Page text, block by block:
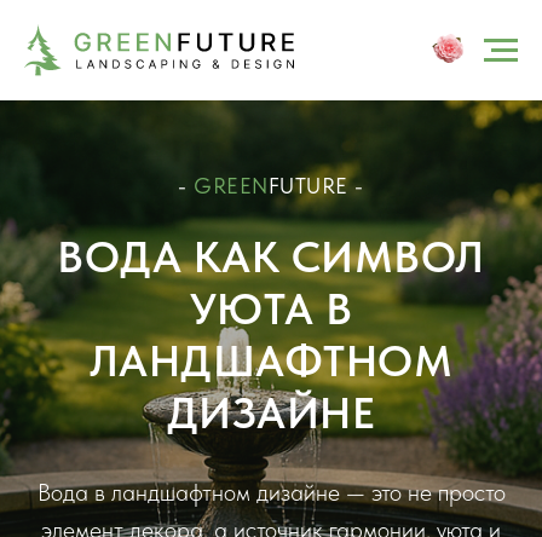
- GREENFUTURE -
ВОДА КАК СИМВОЛ
УЮТА В
ЛАНДШАФТНОМ
ДИЗАЙНЕ
Вода в ландшафтном дизайне — это не просто
элемент декора, а источник гармонии, уюта и